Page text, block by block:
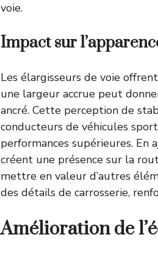
voie.
Impact sur
Les élargisseurs de voie
une largeur accrue peut
ancré. Cette perception de
conducteurs de véhicules
performances supérieures. En
créent une présence sur la
mettre en valeur d’autres
des détails de carrosserie,
Amélioration de